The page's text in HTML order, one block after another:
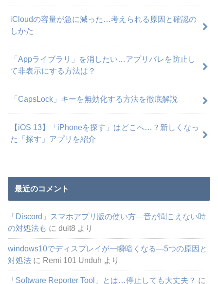
iCloudの容量が急に減った…考えられる原因と確認の
しかた
「Appライブラリ」を消したい…アプリバレを防止し
て非表示にする方法は？
「CapsLock」キーを無効化する方法を徹底解説
【iOS 13】「iPhoneを探す」はどこへ…？新しくなっ
た「探す」アプリを紹介
最近のコメント
「Discord」スマホアプリ版の使い方―音が聞こえない時
の対処法も にduit8 より
windows10でディスプレイが一瞬暗くなる―5つの原因と
対処法 に Remi 101 Unduh より
「Software Reporter Tool」とは…停止しても大丈夫？ に